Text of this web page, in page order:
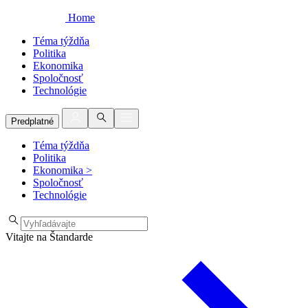
Home
Téma týždňa
Politika
Ekonomika
Spoločnosť
Technológie
Predplatné
Téma týždňa
Politika
Ekonomika >
Spoločnosť
Technológie
Vitajte na Štandarde